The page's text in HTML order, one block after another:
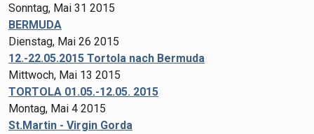
Sonntag, Mai 31 2015
BERMUDA
Dienstag, Mai 26 2015
12.-22.05.2015 Tortola nach Bermuda
Mittwoch, Mai 13 2015
TORTOLA 01.05.-12.05. 2015
Montag, Mai 4 2015
St.Martin - Virgin Gorda